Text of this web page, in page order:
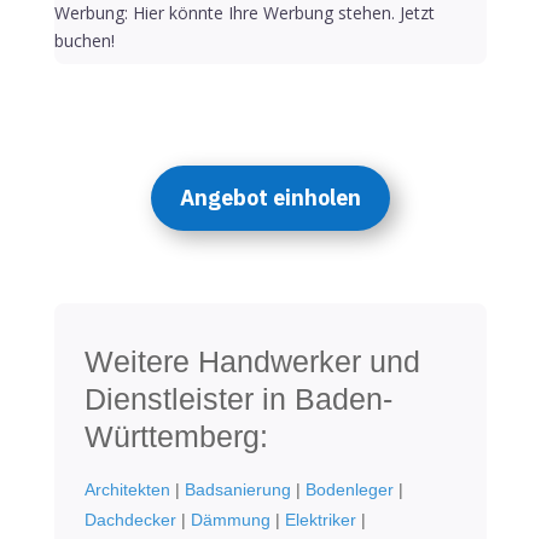
Werbung: Hier könnte Ihre Werbung stehen. Jetzt
buchen!
Angebot einholen
Weitere Handwerker und
Dienstleister in Baden-
Württemberg:
Architekten | Badsanierung | Bodenleger|
Dachdecker| Dämmung | Elektriker|